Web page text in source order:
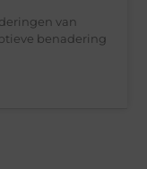
van
benadering